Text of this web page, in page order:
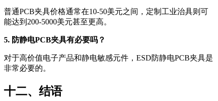
普通PCB夹具价格通常在10-50美元之间，定制工业治具则可
能达到200-5000美元甚至更高。
5. 防静电PCB夹具有必要吗？
对于高价值电子产品和静电敏感元件，ESD防静电PCB夹具是
非常必要的。
十二、结语